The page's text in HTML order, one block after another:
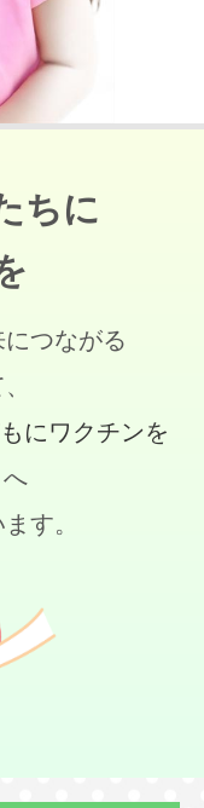
ちに
つながる
にワクチンを
へ
す。